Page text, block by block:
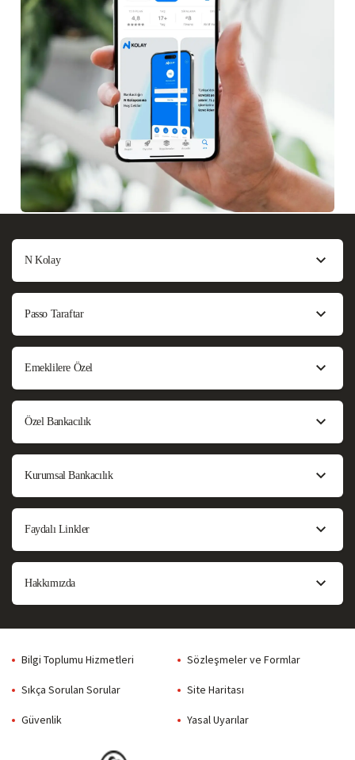
N Kolay
Passo Taraftar
Emeklilere Özel
Özel Bankacılık
Kurumsal Bankacılık
Faydalı Linkler
Hakkımızda
Bilgi Toplumu Hizmetleri Sözleşmeler ve Formlar
Sıkça Sorulan Sorular Site Haritası
Güvenlik Yasal Uyarılar